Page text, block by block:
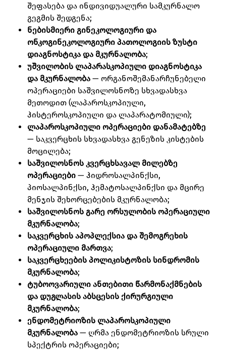
შეფასება და ინდივიდუალური სამკურნალო
გეგმის შედგენა;
ნებისმიერი გინეკოლოგიური და
ონკოგინეკოლოგიური პათოლოგიის ზუსტი
დიაგნოსტიკა და მკურნალობა;
უშვილობის ლაპარასკოპიული დიაგნოსტიკა
და მკურნალობა — ორგანოშემანარჩუნებელი
ოპერაციები საშვილოსნოზე სხვადასხვა
მეთოდით (ლაპაროსკოპიული,
ჰისტეროსკოპიული და ლაპარატომიული);
ლაპაროსკოპიული ოპერაციები დანამატებზე
— საკვერცხის სხვადასხვა გენეზის კისტების
მოცილება;
საშვილოსნოს კვერცხსავალ მილებზე
ოპერაციები — ჰიდროსალპინქსი,
პიოსალპინქსი, ჰემატოსალპინქსი და მცირე
მენჯის შეხორცებების მკურნალობა;
საშვილოსნოს გარე ორსულობის ოპერაციული
მკურნალობა;
საკვერცხის აპოპლექსია და შემოგრეხის
ოპერაციული მართვა;
საკვერცხეების პოლიკისტოზის სინდრომის
მკურნალობა;
ტუბოოვარიული ანთებითი წარმონაქმნების
და დუგლასის აბსცესის ქირურგიული
მკურნალობა;
ენდომეტრიოზის ლაპაროსკოპიული
მკურნალობა — ღრმა ენდომეტრიოზის სრული
სპექტრის ოპერაციები;